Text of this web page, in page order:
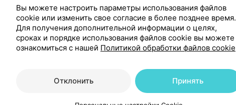
чего его применяют
Вы можете настроить параметры использования файлов
cookie или изменить свое согласие в более позднее время.
Для получения дополнительной информации о целях,
сроках и порядке использования файлов cookie вы можете
ознакомиться с нашей Политикой обработки файлов cookie
Отклонить Принять